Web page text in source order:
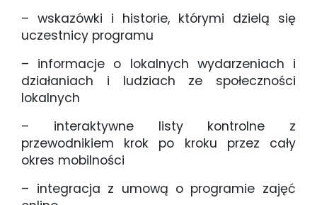
– wskazówki i historie, którymi dzielą się
uczestnicy programu
– informacje o lokalnych wydarzeniach i
działaniach i ludziach ze społeczności
lokalnych
– interaktywne listy kontrolne z
przewodnikiem krok po kroku przez cały
okres mobilności
– integracja z umową o programie zajęć